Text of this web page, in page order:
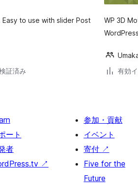
Easy to use with slider Post
証済み
WP 3D
有効
ート
者
↗
参加・貢献
イベント
寄付 ↗
Five for the
Future